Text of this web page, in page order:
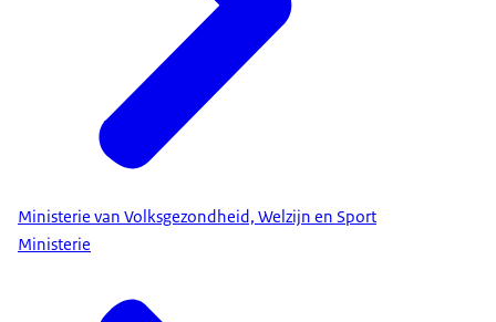
Ministerie van Volksgezondheid, Welzijn en Sport
Ministerie